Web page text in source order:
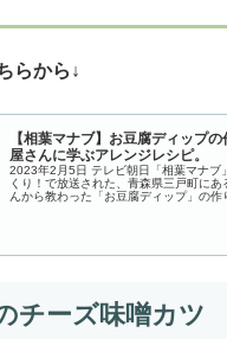
らから↓
【相葉マナブ】お豆腐ディップ
屋さんに学ぶアレンジレシピ。
2023年2月5日 テレビ朝日「相葉マナブ
くり！で放送された、青森県三戸町にあ
んから教わった「お豆腐ディップ」の作
チーズ味噌カツ